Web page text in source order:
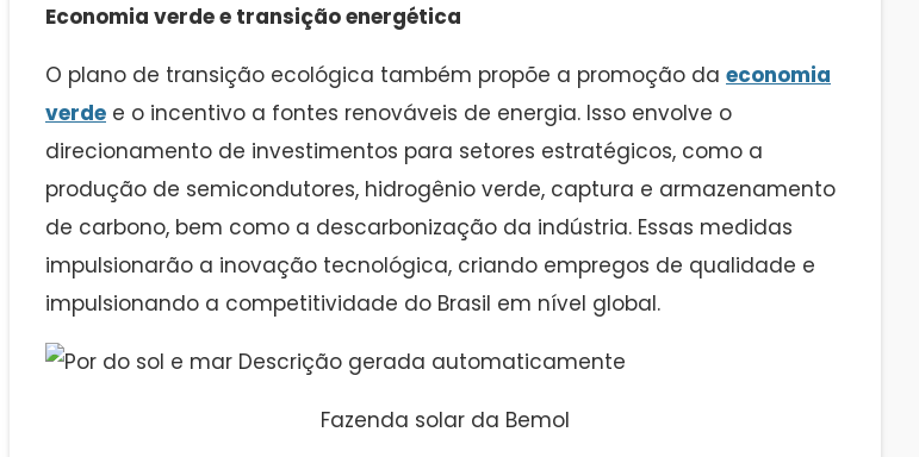
Economia verde e transição energética
O plano de transição ecológica também propõe a promoção da economia
verde e o incentivo a fontes renováveis de energia. Isso envolve o
direcionamento de investimentos para setores estratégicos, como a
produção de semicondutores, hidrogênio verde, captura e armazenamento
de carbono, bem como a descarbonização da indústria. Essas medidas
impulsionarão a inovação tecnológica, criando empregos de qualidade e
impulsionando a competitividade do Brasil em nível global.
Fazenda solar da Bemol